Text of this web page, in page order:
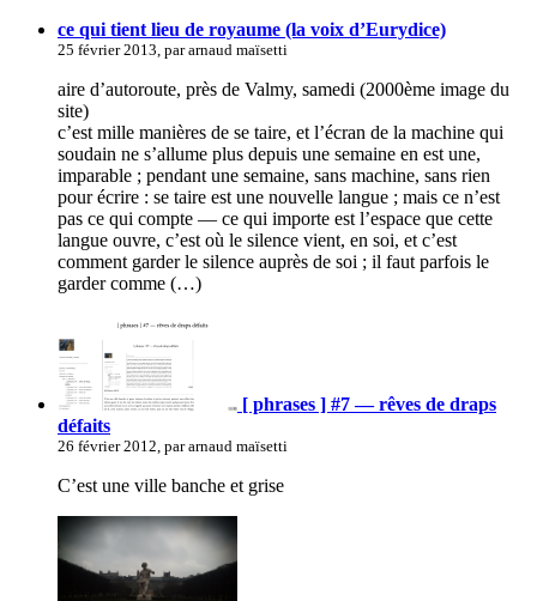
ce qui tient lieu de royaume (la voix d’Eurydice)
25 février 2013, par arnaud maïsetti
aire d’autoroute, près de Valmy, samedi (2000ème image du
site)
c’est mille manières de se taire, et l’écran de la machine qui
soudain ne s’allume plus depuis une semaine en est une,
imparable ; pendant une semaine, sans machine, sans rien
pour écrire : se taire est une nouvelle langue ; mais ce n’est
pas ce qui compte — ce qui importe est l’espace que cette
langue ouvre, c’est où le silence vient, en soi, et c’est
comment garder le silence auprès de soi ; il faut parfois le
garder comme (…)
[ phrases ] #7 — rêves de draps
défaits
26 février 2012, par arnaud maïsetti
C’est une ville banche et grise